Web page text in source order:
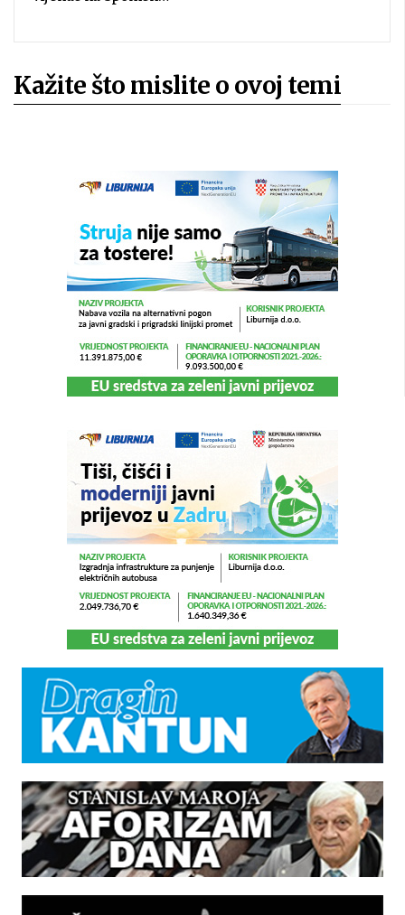
Kažite što mislite o ovoj temi